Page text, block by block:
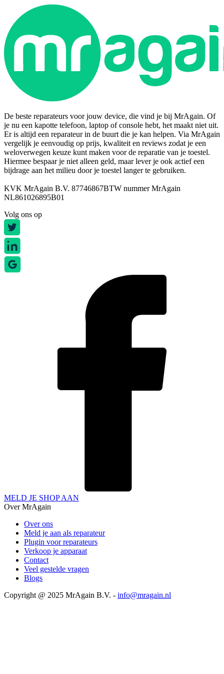
De beste reparateurs voor jouw device, die vind je bij MrAgain. Of
je nu een kapotte telefoon, laptop of console hebt, het maakt niet uit.
Er is altijd een reparateur in de buurt die je kan helpen. Via MrAgain
vergelijk je eenvoudig op prijs, kwaliteit en reviews zodat je een
weloverwegen keuze kunt maken voor de reparatie van je toestel.
Hiermee bespaar je niet alleen geld, maar lever je ook actief een
bijdrage aan het milieu door je toestel langer te gebruiken.
KVK MrAgain B.V. 87746867BTW nummer MrAgain
NL861026895B01
Volg ons op
MELD JE SHOP AAN
Over MrAgain
Over ons
Meld je aan als reparateur
Plugin voor reparateurs
Verkoop je apparaat
Contact
Veel gestelde vragen
Blogs
Copyright @ 2025 MrAgain B.V. - info@mragain.nl